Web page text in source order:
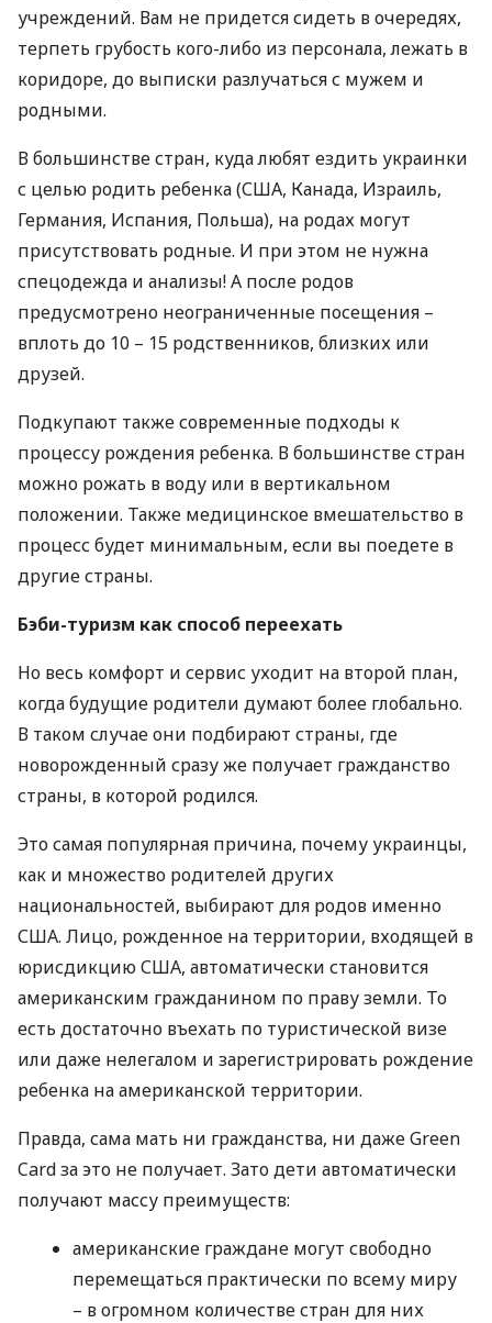
учреждений. Вам не придется сидеть в очередях,
терпеть грубость кого-либо из персонала, лежать в
коридоре, до выписки разлучаться с мужем и
родными.
В большинстве стран, куда любят ездить украинки
с целью родить ребенка (США, Канада, Израиль,
Германия, Испания, Польша), на родах могут
присутствовать родные. И при этом не нужна
спецодежда и анализы! А после родов
предусмотрено неограниченные посещения –
вплоть до 10 – 15 родственников, близких или
друзей.
Подкупают также современные подходы к
процессу рождения ребенка. В большинстве стран
можно рожать в воду или в вертикальном
положении. Также медицинское вмешательство в
процесс будет минимальным, если вы поедете в
другие страны.
Бэби-туризм как способ переехать
Но весь комфорт и сервис уходит на второй план,
когда будущие родители думают более глобально.
В таком случае они подбирают страны, где
новорожденный сразу же получает гражданство
страны, в которой родился.
Это самая популярная причина, почему украинцы,
как и множество родителей других
национальностей, выбирают для родов именно
США. Лицо, рожденное на территории, входящей в
юрисдикциюСША, автоматически становится
американским гражданином по праву земли. То
есть достаточно въехать по туристической визе
или даже нелегалом и зарегистрировать рождение
ребенка на американской территории.
Правда, сама мать ни гражданства, ни даже Green
Card за это не получает. Зато дети автоматически
получают массу преимуществ:
американские граждане могут свободно
перемещаться практически по всему миру
– в огромном количестве стран для них